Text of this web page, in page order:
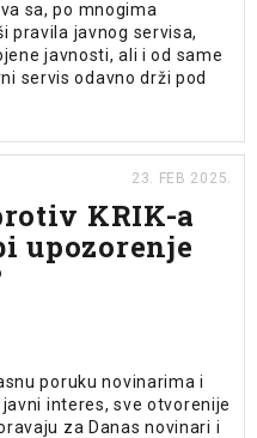
sa, po mnogima
pravila javnog servisa,
javnosti, ali i od same
servis odavno drži pod
23. FEB 2025.
KRIK-a
upozorenje
poruku novinarima i
interes, sve otvorenije
za Danas novinari i